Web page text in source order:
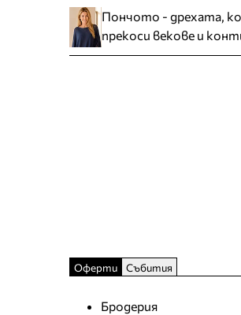
Пончото - дрехата,
прекоси векове и
Оферти Събития
Бродерия